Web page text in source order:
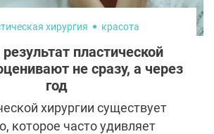
хирургия красота
пластической
не сразу, а через
год
хирургии существует
которое часто удивляет